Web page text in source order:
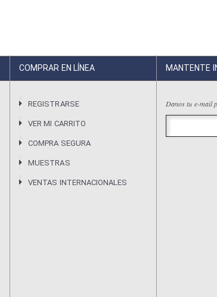
COMPRAR EN LÍNEA
REGISTRARSE
VER MI CARRITO
COMPRA SEGURA
MUESTRAS
VENTAS INTERNACIONALES
MANTENTE
Danos tu e-mail